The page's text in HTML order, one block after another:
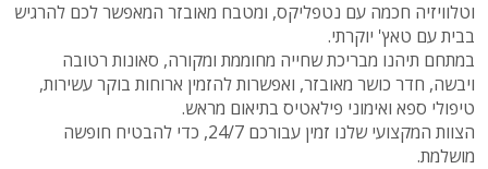
וטלוויזיה חכמה עם נטפליקס, ומטבח מאובזר המאפשר לכם להרגיש
בבית עם טאץ' יוקרתי.
במתחם תיהנו מבריכת שחייה מחוממת ומקורה, סאונות רטובה
ויבשה, חדר כושר מאובזר, ואפשרות להזמין ארוחות בוקר עשירות,
טיפולי ספא ואימוני פילאטיס בתיאום מראש.
הצוות המקצועי שלנו זמין עבורכם 24/7, כדי להבטיח חופשה
מושלמת.